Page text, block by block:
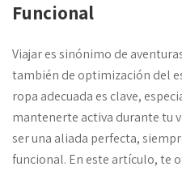
Funcional
Viajar es sinónimo de
también de optimización del
ropa adecuada es clave,
mantenerte activa durante tu
ser una aliada perfecta,
funcional. En este artículo, te